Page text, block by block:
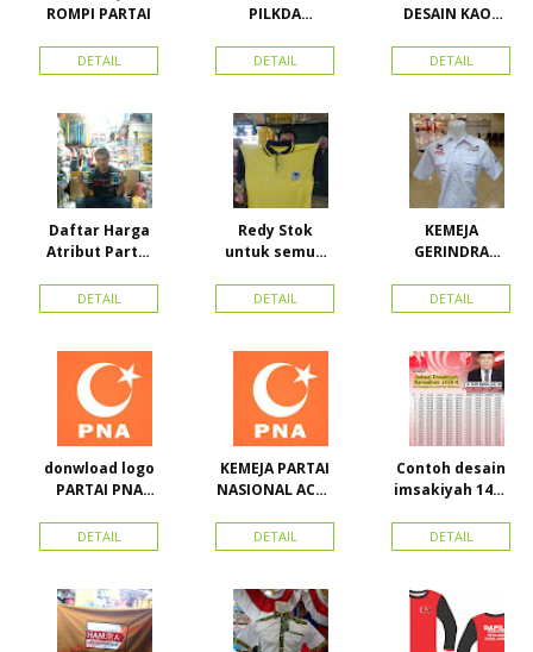
ROMPI PARTAI
DETAIL
PILKDA
Calon Bupati &
Wakil Bupati
Kepulauan
DETAIL
DESAIN KAOS
BAHAN PE
DOUBLE
DETAIL
Daftar Harga
Atribut Partai
Toko Maha
Karya Online
Proyek Senen
Jakarta Pusat
DETAIL
Redy Stok
untuk semua
Kerah Bahan PE
Dobel Rp.
DETAIL
KEMEJA
GERINDRA
BORDIR DAN
TOPI BAHAN
DETAIL
donwload logo
PARTAI PNA
nasional aceh)
Vector
DETAIL
KEMEJA PARTAI
NASIONAL ACEH
PKPI, dan
Kemeja
DETAIL
Contoh desain
imsakiyah 1434
cetak
imsakiyah di
Karya Online
Advertising
Pasar Senen
DETAIL